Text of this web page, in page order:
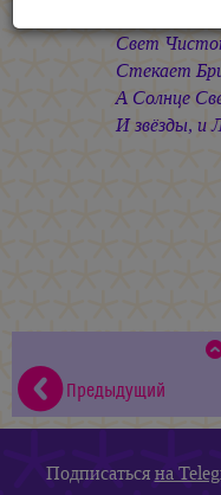
Свет
Стекает
А Солнце
И звёзды, и
Предыдущий
Подписатьсяна